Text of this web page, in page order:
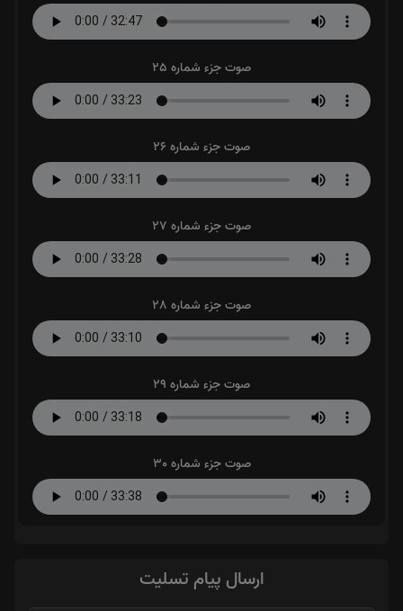
صوت جزء شماره 25
صوت جزء شماره 26
صوت جزء شماره 27
صوت جزء شماره 28
صوت جزء شماره 29
صوت جزء شماره 30
ارسال پیام تسلیت